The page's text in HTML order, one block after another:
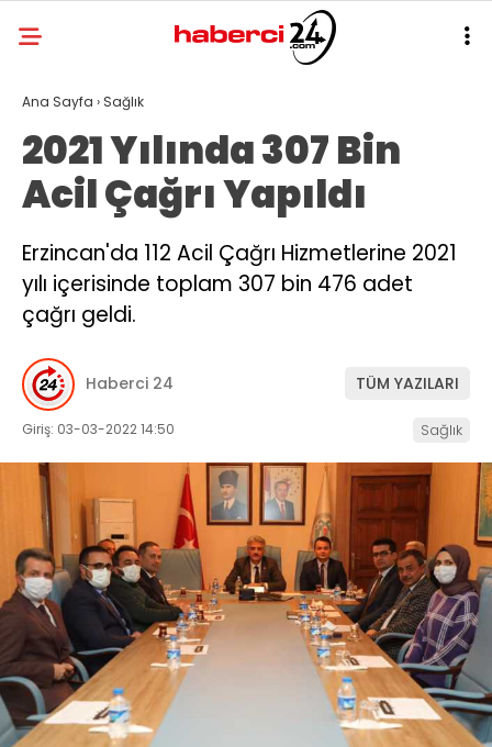
Ana Sayfa › Sağlık
2021 Yılında 307 Bin
Acil Çağrı Yapıldı
Erzincan'da 112 Acil Çağrı Hizmetlerine 2021
yılı içerisinde toplam 307 bin 476 adet
çağrı geldi.
Haberci 24 TÜM YAZILARI
Giriş: 03-03-2022 14:50 Sağlık